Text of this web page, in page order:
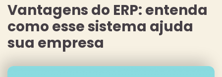
Vantagens do ERP: entenda
como esse sistema ajuda
sua empresa